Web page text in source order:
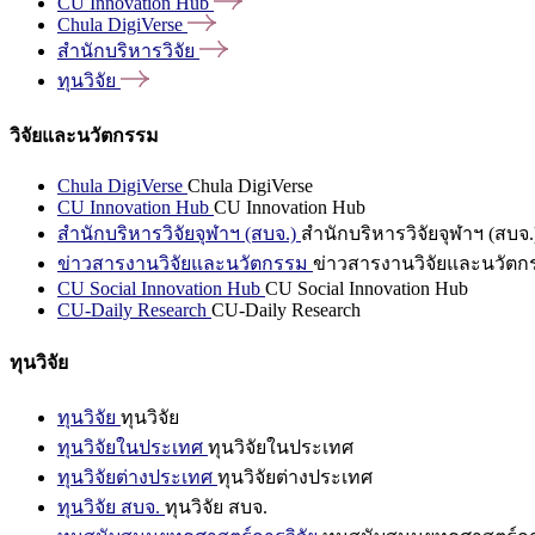
Chula DigiVerse
สำนักบริหารวิจัย
ทุนวิจัย
วิจัยและนวัตกรรม
Chula DigiVerse Chula DigiVerse
CU Innovation Hub CU Innovation Hub
สำนักบริหารวิจัยจุฬาฯ (สบจ.) สำนักบริหารวิจัยจุฬาฯ (สบจ
ข่าวสารงานวิจัยและนวัตกรรม ข่าวสารงานวิจัยและนวัตก
CU Social Innovation Hub CU Social Innovation Hub
CU-Daily Research CU-Daily Research
ทุนวิจัย
ทุนวิจัย ทุนวิจัย
ทุนวิจัยในประเทศ ทุนวิจัยในประเทศ
ทุนวิจัยต่างประเทศ ทุนวิจัยต่างประเทศ
ทุนวิจัย สบจ. ทุนวิจัย สบจ.